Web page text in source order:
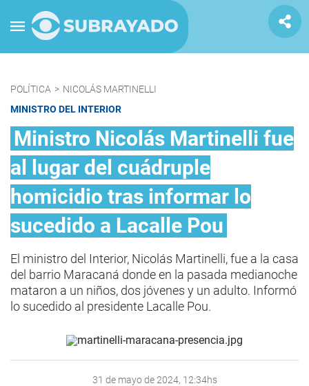
POLÍTICA > NICOLÁS MARTINELLI
MINISTRO DEL INTERIOR
Ministro Nicolás Martinelli fue
al lugar del cuádruple
homicidio tras informar lo
sucedido a Lacalle Pou
El ministro del Interior, Nicolás Martinelli, fue a la casa
del barrio Maracaná donde en la pasada medianoche
mataron a un niños, dos jóvenes y un adulto. Informó
lo sucedido al presidente Lacalle Pou.
31 de mayo de 2024, 12:34hs